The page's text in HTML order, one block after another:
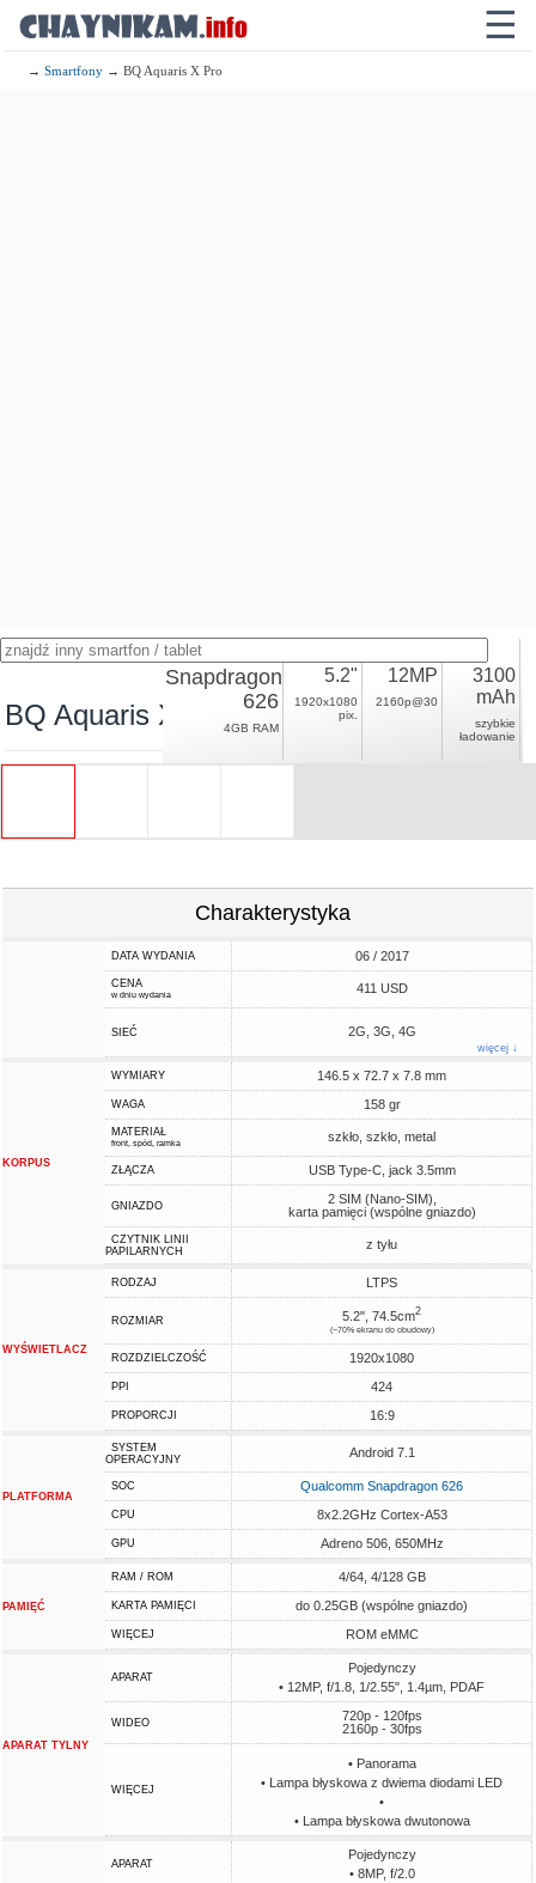
☰
→Smartfony → BQ Aquaris X Pro
BQ Aquaris X Pro
Snapdragon
626
4GB RAM
5.2"
1920x1080
pix.
12MP
2160p@30
3100
mAh
szybkie
ładowanie
Charakterystyka
DATA WYDANIA 06 / 2017
CENA
w dniu wydania 411 USD
SIEĆ 2G, 3G, 4G
więcej ↓
KORPUS
WYMIARY 146.5 x 72.7 x 7.8 mm
WAGA 158 gr
MATERIAŁ
front, spód, ramka szkło, szkło, metal
ZŁĄCZA USB Type-C, jack 3.5mm
GNIAZDO
2 SIM (Nano-SIM),
karta pamięci (wspólne gniazdo)
CZYTNIK LINII
PAPILARNYCH
z tyłu
WYŚWIETLACZ
RODZAJ LTPS
ROZMIAR 5.2", 74.5cm2
(~70% ekranu do obudowy)
ROZDZIELCZOŚĆ 1920x1080
PPI 424
PROPORCJI 16:9
PLATFORMA
SYSTEM
OPERACYJNY
Android 7.1
SOC Qualcomm Snapdragon 626
CPU 8x2.2GHz Cortex-A53
GPU Adreno 506, 650MHz
PAMIĘĆ
RAM / ROM 4/64, 4/128 GB
KARTA PAMIĘCI do 0.25GB (wspólne gniazdo)
WIĘCEJ ROM eMMC
APARAT TYLNY
APARAT
Pojedynczy
• 12MP, f/1.8, 1/2.55", 1.4µm, PDAF
WIDEO
720p - 120fps
2160p - 30fps
WIĘCEJ
• Panorama
• Lampa błyskowa z dwiema diodami LED
•
• Lampa błyskowa dwutonowa
APARAT
Pojedynczy
• 8MP, f/2.0